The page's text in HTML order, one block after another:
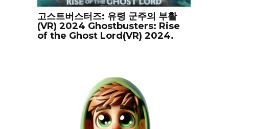
고스트버스터즈: 유령 군주의 부활
(VR) 2024 Ghostbusters: Rise
of the Ghost Lord(VR) 2024.